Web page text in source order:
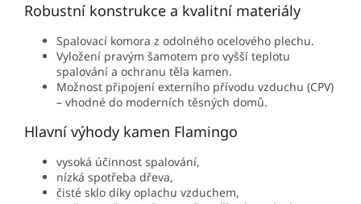
Robustní konstrukce a kvalitní materiály
Spalovací komora z odolného ocelového plechu.
Vyložení pravým šamotem pro vyšší teplotu
spalování a ochranu těla kamen.
Možnost připojení externího přívodu vzduchu (CPV)
– vhodné do moderních těsných domů.
Hlavní výhody kamen Flamingo
vysoká účinnost spalování,
nízká spotřeba dřeva,
čisté sklo díky oplachu vzduchem,